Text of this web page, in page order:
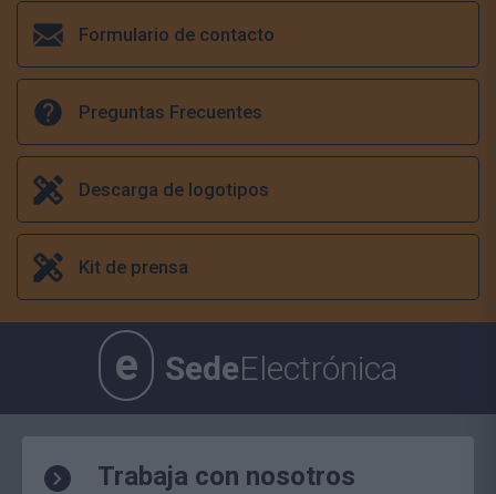
Formulario de contacto
Preguntas Frecuentes
Descarga de logotipos
Kit de prensa
e SedeElectrónica
Trabaja con nosotros